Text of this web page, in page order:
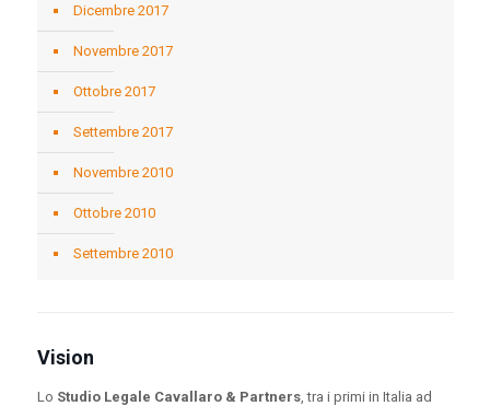
Dicembre 2017
Novembre 2017
Ottobre 2017
Settembre 2017
Novembre 2010
Ottobre 2010
Settembre 2010
Vision
Lo Studio Legale Cavallaro & Partners, tra i primi in Italia ad